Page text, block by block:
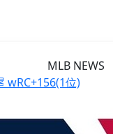
MLB NEWS
wRC+156(1位)